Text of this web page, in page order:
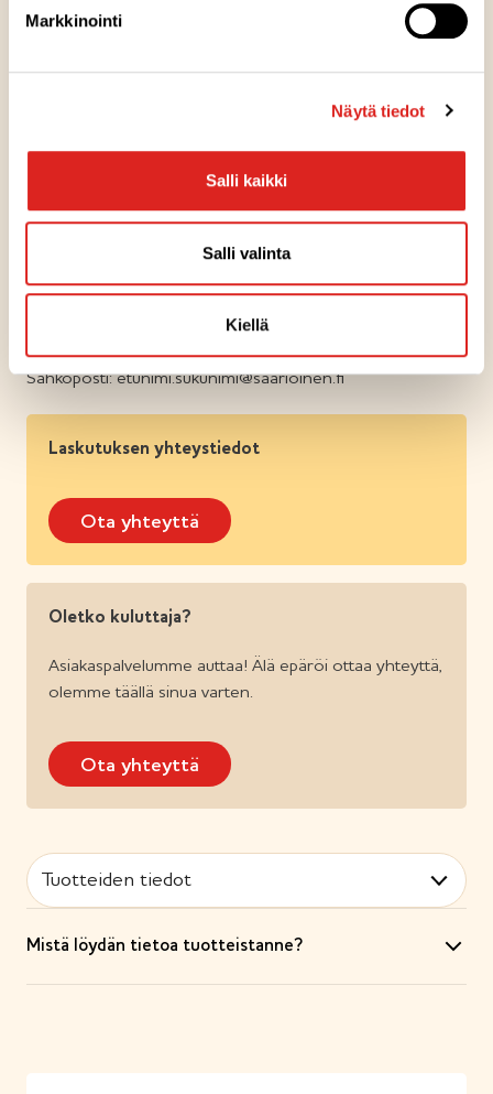
Markkinointi
Näytä tiedot
Salli kaikki
Salli valinta
Kiellä
Food Service myynnin yhteystiedot
Saarioinen Oy Helsinki
Puhelinvaihde: 03 244 7111
Sähköposti: etunimi.sukunimi@saarioinen.fi
Laskutuksen yhteystiedot
Ota yhteyttä
Oletko kuluttaja?
Asiakaspalvelumme auttaa! Älä epäröi ottaa yhteyttä,
olemme täällä sinua varten.
Ota yhteyttä
Tuotteiden tiedot
Mistä löydän tietoa tuotteistanne?